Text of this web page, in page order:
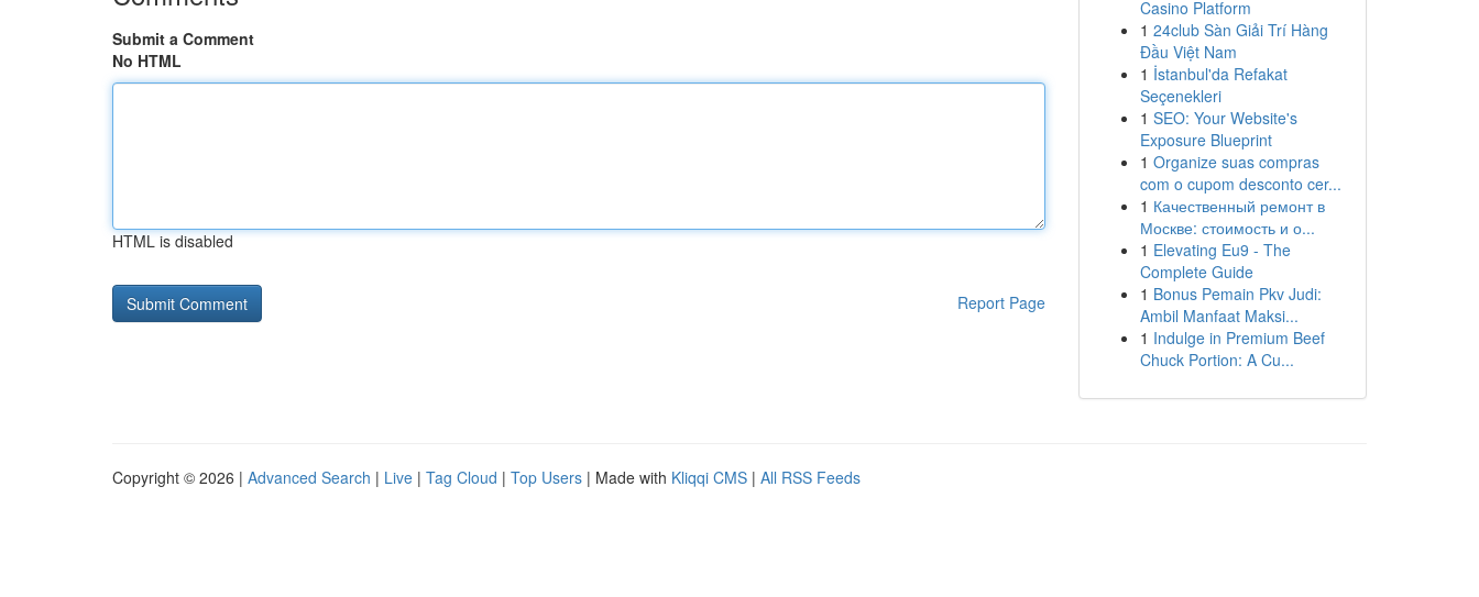
Submit a Comment
No HTML
HTML is disabled
Report Page
Casino Platform
1 24club Sàn Giải Trí Hàng
Đầu Việt Nam
1 İstanbul'da Refakat
Seçenekleri
1 SEO: Your Website's
Exposure Blueprint
1 Organize suas compras
com o cupom desconto cer...
1 Качественный ремонт в
Москве: стоимость и о...
1 Elevating Eu9 - The
Complete Guide
1 Bonus Pemain Pkv Judi:
Ambil Manfaat Maksi...
1 Indulge in Premium Beef
Chuck Portion: A Cu...
Copyright © 2026 | Advanced Search | Live | Tag Cloud | Top Users | Made with Kliqqi CMS | All RSS Feeds